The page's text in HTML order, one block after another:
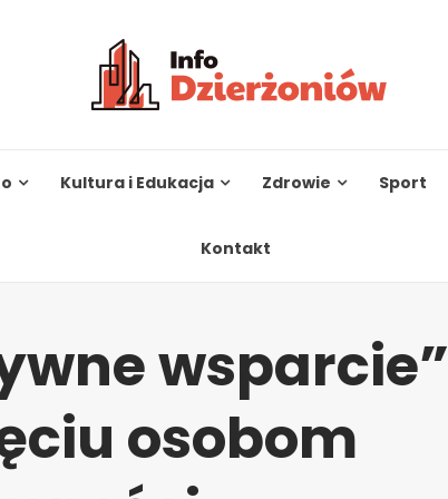
Kultura i Edukacja Zdrowie Sport
Kontakt
wsparcie”
osobom